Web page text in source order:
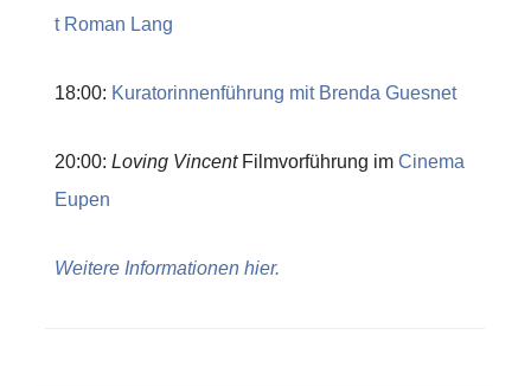
t Roman Lang
18:00: Kuratorinnenführung mit Brenda Guesnet
20:00:Loving VincentFilmvorführung imCinema
Eupen
Weitere Informationen hier.